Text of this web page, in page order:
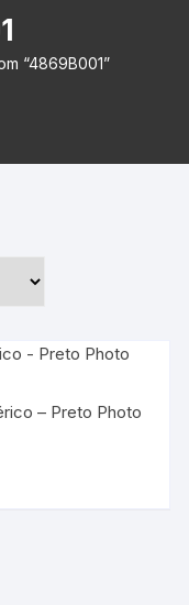
“4869B001”
– Genérico – Preto Photo